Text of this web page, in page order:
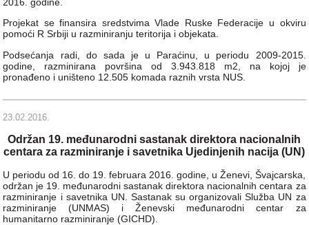
Projekat se finansira sredstvima Vlade Ruske Federacije u okviru
pomoći R Srbiji u razminiranju teritorija i objekata.
Podsećanja radi, do sada je u Paraćinu, u periodu 2009-2015.
godine, razminirana površina od 3.943.818 m2, na kojoj je
pronađeno i uništeno 12.505 komada raznih vrsta NUS.
23.02.2016.
Održan 19. međunarodni sastanak direktora nacionalnih
centara za razminiranje i savetnika Ujedinjenih nacija (UN)
U periodu od 16. do 19. februara 2016. godine, u Ženevi, Švajcarska,
održan je 19. međunarodni sastanak direktora nacionalnih centara za
razminiranje i savetnika UN. Sastanak su organizovali Služba UN za
razminiranje (UNMAS) i Ženevski međunarodni centar za
humanitarno razminiranje (GICHD).